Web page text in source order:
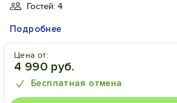
Гостей: 4
Подробнее
Цена от:
4 990 руб.
Бесплатная отмена